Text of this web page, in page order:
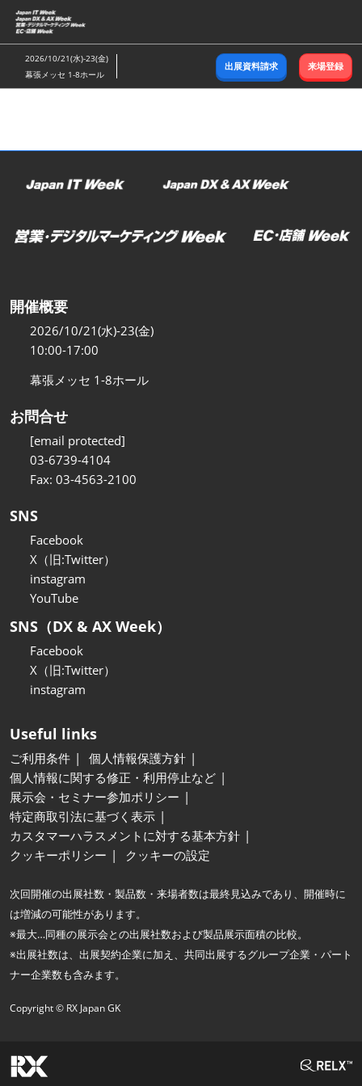
ス
キ
ッ
し
む
2026/10/21(水)-23(金)
幕張メッセ 1-8ホール
出展資料請求 来場登録
開催概要
2026/10/21(水)-23(金)
10:00-17:00
幕張メッセ 1-8ホール
お問合せ
[email protected]
03-6739-4104
Fax: 03-4563-2100
SNS
Facebook
X（旧:Twitter）
instagram
YouTube
SNS（DX & AX Week）
Facebook
X（旧:Twitter）
instagram
Useful links
ご利用条件
個人情報保護方針
個人情報に関する修正・利用停止など
展示会・セミナー参加ポリシー
特定商取引法に基づく表示
カスタマーハラスメントに対する基本方針
クッキーポリシー
クッキーの設定
次回開催の出展社数・製品数・来場者数は最終見込みであり、開催時に
は増減の可能性があります。
※最大…同種の展示会との出展社数および製品展示面積の比較。
※出展社数は、出展契約企業に加え、共同出展するグループ企業・パート
ナー企業数も含みます。
Copyright © RX Japan GK